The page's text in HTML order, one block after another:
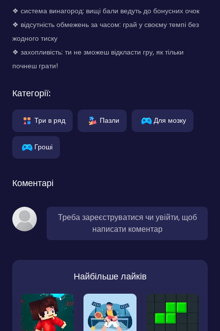
❖ система винагород: вищі бали ведуть до бонусних очок
❖ відсутність обмежень за часом: грай у своєму темпі без
жодного тиску
❖ захопливість: ти не зможеш відкласти гру, як тільки
почнеш грати!
Категорії:
Три в ряд Пазли Для мозку
Гроші
Коментарі
Треба зареєструватися чи увійти, щоб
написати коментар
Найбільше лайків